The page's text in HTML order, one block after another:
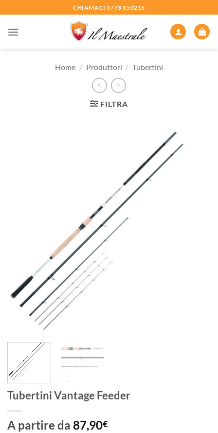
ai
contenuti
CHIAMACI 0773 850216
Home / Produttori / Tubertini
FILTRA
Tubertini Vantage Feeder
A partire da 87,90€